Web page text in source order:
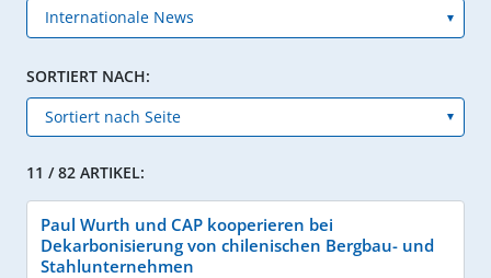
SORTIERT NACH:
11 / 82 ARTIKEL:
Paul Wurth und CAP kooperieren bei
Dekarbonisierung von chilenischen Bergbau- und
Stahlunternehmen